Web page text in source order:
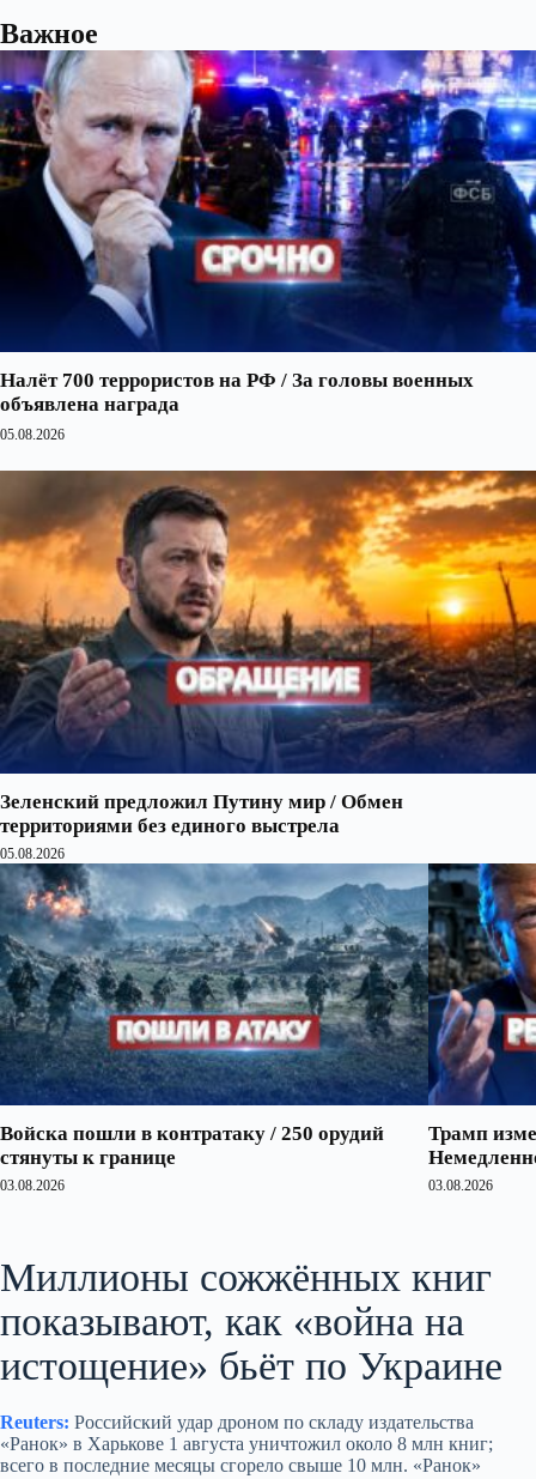
Важное
Налёт 700 террористов на РФ / За головы военных
объявлена награда
05.08.2026
Зеленский предложил Путину мир / Обмен
территориями без единого выстрела
05.08.2026
Войска пошли в контратаку / 250 орудий
стянуты к границе
03.08.2026
Трамп
03.08.2026
Миллионы сожжённых книг
показывают, как «война на
истощение» бьёт по Украине
Reuters: Российский удар дроном по складу издательства
«Ранок» в Харькове 1 августа уничтожил около 8 млн книг;
всего в последние месяцы сгорело свыше 10 млн. «Ранок»